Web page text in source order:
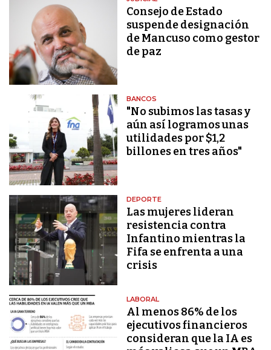
Consejo de Estado
suspende designación
de Mancuso como gestor
de paz
BANCOS
"No subimos las tasas y
aún así logramos unas
utilidades por $1,2
billones en tres años"
DEPORTE
Las mujeres lideran
resistencia contra
Infantino mientras la
Fifa se enfrenta a una
crisis
LABORAL
Al menos 86% de los
ejecutivos financieros
consideran que la IA es